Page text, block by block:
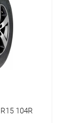
104R